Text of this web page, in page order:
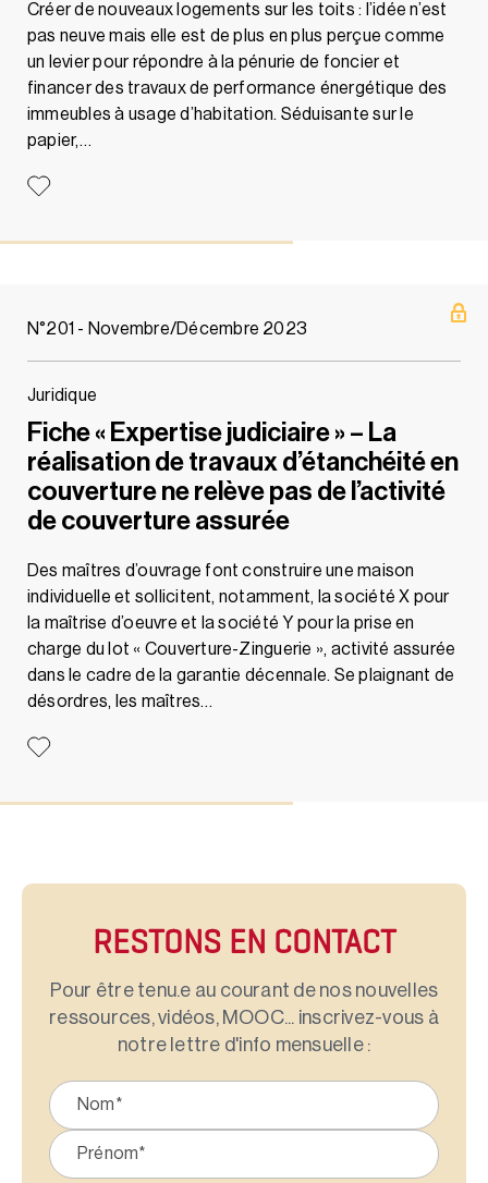
Créer de nouveaux logements sur les toits : l’idée n’est
pas neuve mais elle est de plus en plus perçue comme
un levier pour répondre à la pénurie de foncier et
financer des travaux de performance énergétique des
immeubles à usage d’habitation. Séduisante sur le
papier,…
N°201 - Novembre/Décembre 2023
Juridique
Fiche « Expertise judiciaire » – La
réalisation de travaux d’étanchéité en
couverture ne relève pas de l’activité
de couverture assurée
Des maîtres d’ouvrage font construire une maison
individuelle et sollicitent, notamment, la société X pour
la maîtrise d’oeuvre et la société Y pour la prise en
charge du lot « Couverture-Zinguerie », activité assurée
dans le cadre de la garantie décennale. Se plaignant de
désordres, les maîtres…
RESTONS EN CONTACT
Pour être tenu.e au courant de nos nouvelles
ressources, vidéos, MOOC... inscrivez-vous à
notre lettre d'info mensuelle :